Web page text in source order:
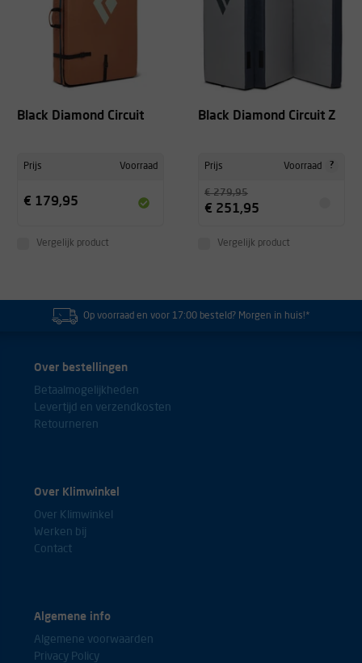
Black Diamond Circuit
Prijs Voorraad
€ 179,95
Vergelijk product
Black Diamond Circuit Z
Prijs Voorraad ?
€ 279,95
€ 251,95
Vergelijk product
Op voorraad en voor 17:00 besteld? Morgen in huis!*
Over bestellingen
Betaalmogelijkheden
Levertijd en verzendkosten
Retourneren
Over Klimwinkel
Over Klimwinkel
Werken bij
Contact
Algemene info
Algemene voorwaarden
Privacy Policy